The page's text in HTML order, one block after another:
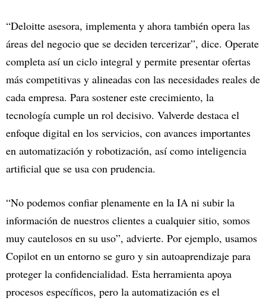
“Deloitte asesora, implementa y ahora también opera las
áreas del negocio que se deciden tercerizar”, dice. Operate
completa así un ciclo integral y permite presentar ofertas
más competitivas y alineadas con las necesidades reales de
cada empresa. Para sostener este crecimiento, la
tecnología cumple un rol decisivo. Valverde destaca el
enfoque digital en los servicios, con avances importantes
en automatización y robotización, así como inteligencia
artificial que se usa con prudencia.
“No podemos confiar plenamente en la IA ni subir la
información de nuestros clientes a cualquier sitio, somos
muy cautelosos en su uso”, advierte. Por ejemplo, usamos
Copilot en un entorno se guro y sin autoaprendizaje para
proteger la confidencialidad. Esta herramienta apoya
procesos específicos, pero la automatización es el